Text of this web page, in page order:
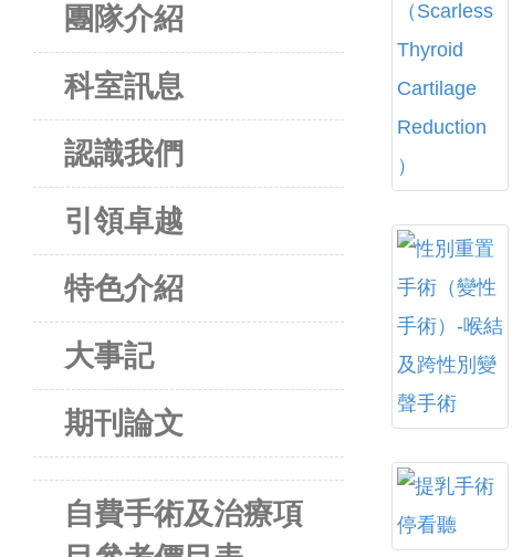
團隊介紹
科室訊息
認識我們
引領卓越
特色介紹
大事記
期刊論文
自費手術及治療項